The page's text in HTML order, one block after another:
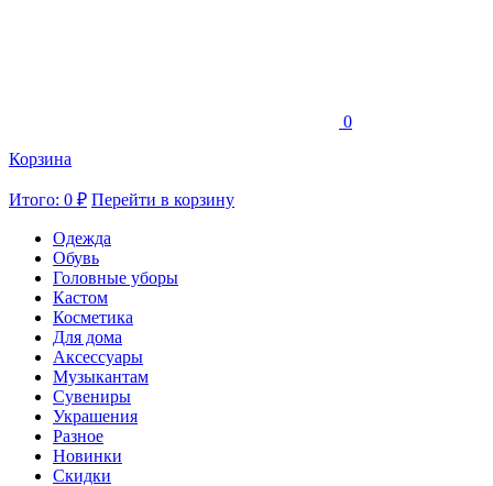
0
Корзина
Итого: 0 ₽ Перейти в корзину
Одежда
Обувь
Головные уборы
Кастом
Косметика
Для дома
Аксессуары
Музыкантам
Сувениры
Украшения
Разное
Новинки
Скидки